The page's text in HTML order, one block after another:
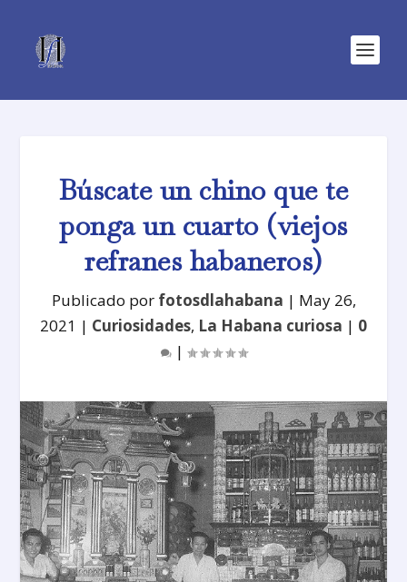
Búscate un chino que te
ponga un cuarto (viejos
refranes habaneros)
Publicado por fotosdlahabana | May 26,
2021 | Curiosidades, La Habana curiosa | 0
|